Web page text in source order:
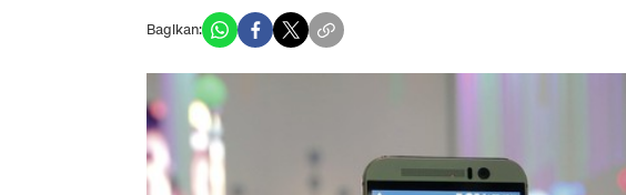
Bagikan: